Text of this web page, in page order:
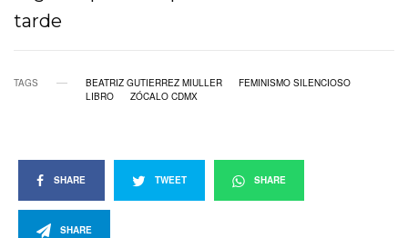
tarde
TAGS BEATRIZ GUTIERREZ MIULLER
FEMINISMO SILENCIOSO
LIBRO
ZÓCALO CDMX
SHARE TWEET SHARE
SHARE